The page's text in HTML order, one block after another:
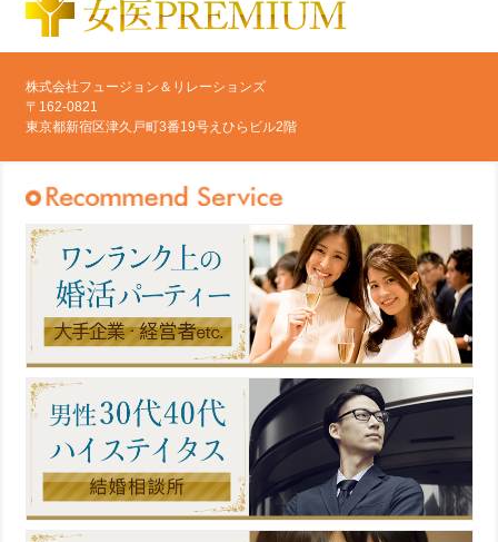
株式会社フュージョン＆リレーションズ
〒162-0821
東京都新宿区津久戸町3番19号えひらビル2階